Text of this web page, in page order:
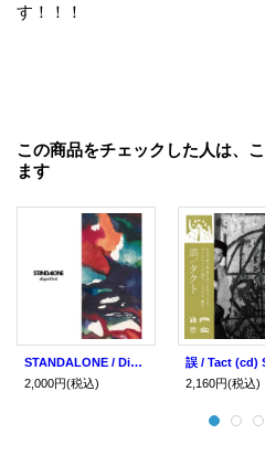
す！！！
この商品をチェックした人は、
ます
STANDALONE / Dignified (cd) Self
2,000円(税込)
誤 / Tact (cd)
2,160円(税込)